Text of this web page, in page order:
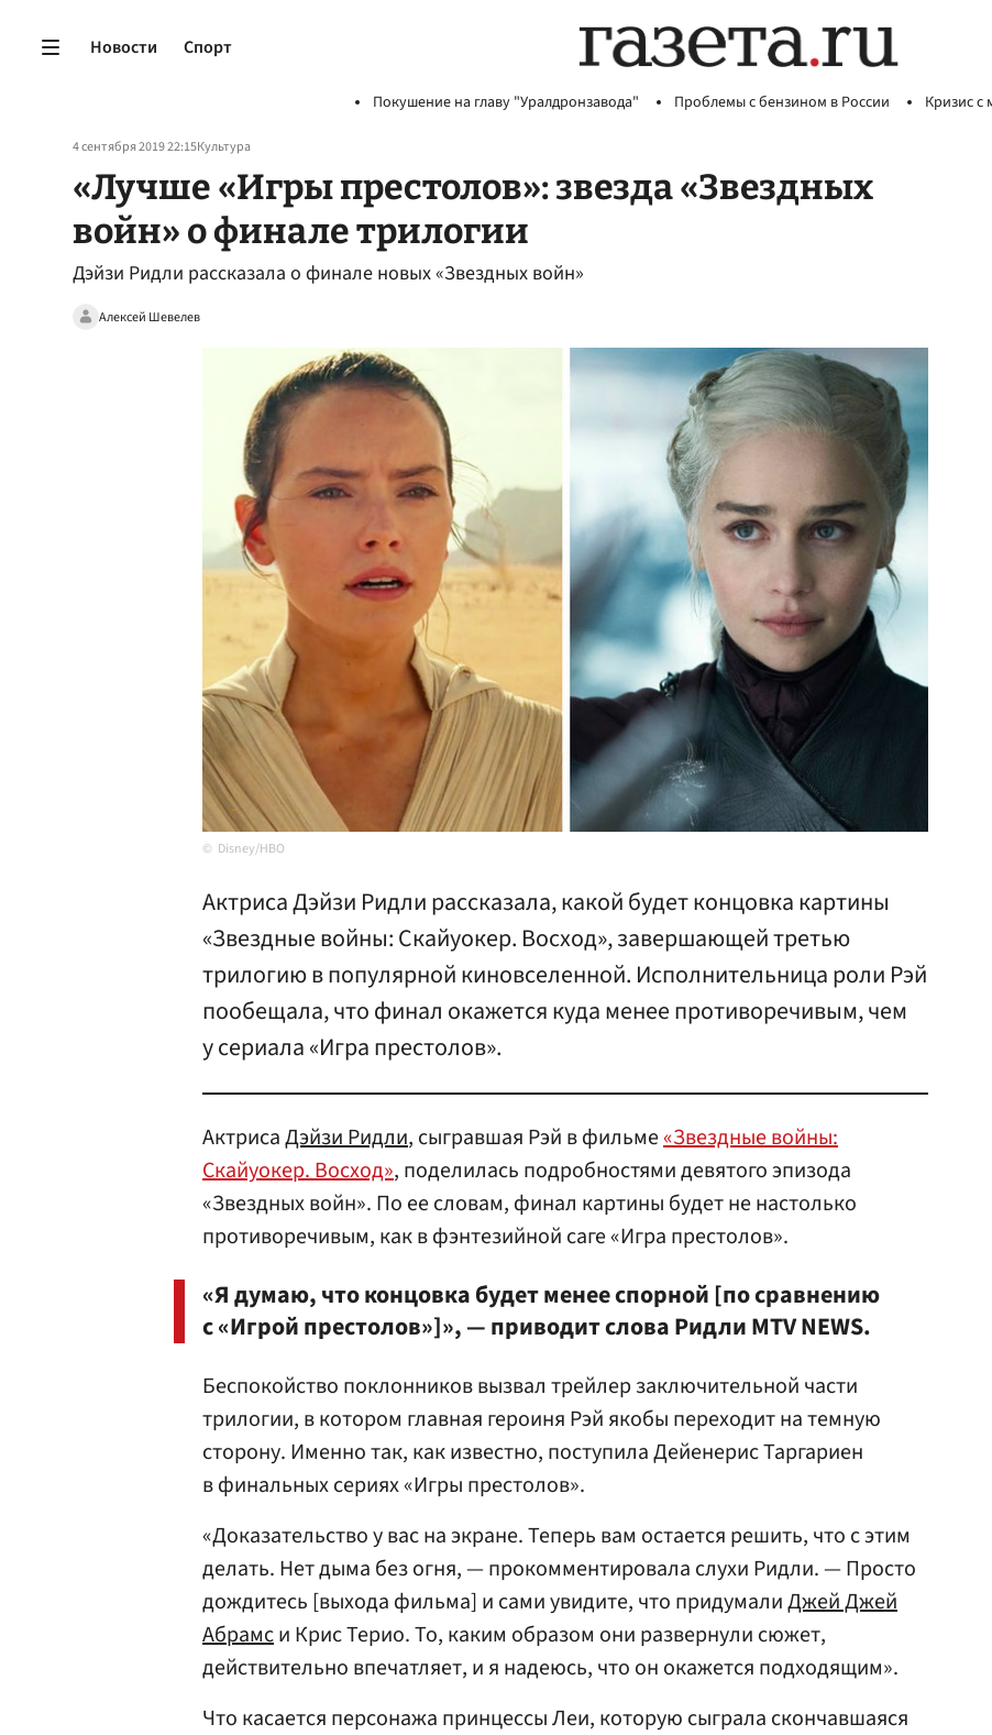
Новости Спорт
Покушение на главу "Уралдронзавода" Проблемы с бензином в России Кризис с
4 сентября 2019 22:15Культура
«Лучше «Игры престолов»: звезда «Звездных
войн» о финале трилогии
Дэйзи Ридли рассказала о финале новых «Звездных войн»
Алексей Шевелев
Disney/HBO
Актриса Дэйзи Ридли рассказала, какой будет концовка картины
«Звездные войны: Скайуокер. Восход», завершающей третью
трилогию в популярной киновселенной. Исполнительница роли Рэй
пообещала, что финал окажется куда менее противоречивым, чем
у сериала «Игра престолов».
АктрисаДэйзи Ридли, сыгравшая Рэй в фильме«Звездные войны:
Скайуокер. Восход», поделилась подробностями девятого эпизода
«Звездных войн». По ее словам, финал картины будет не настолько
противоречивым, как в фэнтезийной саге «Игра престолов».
«Я думаю, что концовка будет менее спорной [по сравнению
с «Игрой престолов»]», — приводит слова Ридли MTV NEWS.
Беспокойство поклонников вызвал трейлер заключительной части
трилогии, в котором главная героиня Рэй якобы переходит на темную
сторону. Именно так, как известно, поступила Дейенерис Таргариен
в финальных сериях «Игры престолов».
«Доказательство у вас на экране. Теперь вам остается решить, что с этим
делать. Нет дыма без огня, — прокомментировала слухи Ридли. — Просто
дождитесь [выхода фильма] и сами увидите, что придумалиДжей Джей
Абрамси Крис Терио. То, каким образом они развернули сюжет,
действительно впечатляет, и я надеюсь, что он окажется подходящим».
Что касается персонажа принцессы Леи, которую сыграла скончавшаяся